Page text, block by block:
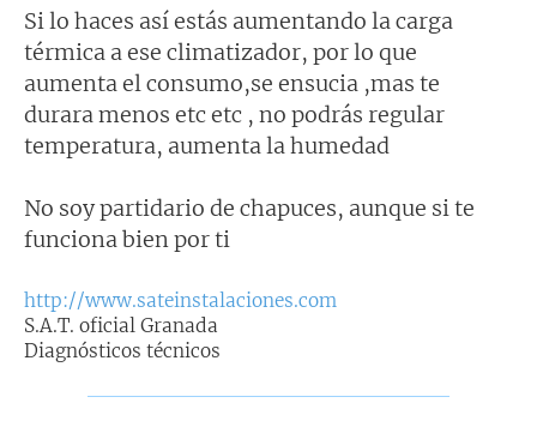
j
e
Si lo haces así estás aumentando la carga
térmica a ese climatizador, por lo que
aumenta el consumo,se ensucia ,mas te
durara menos etc etc , no podrás regular
temperatura, aumenta la humedad
No soy partidario de chapuces, aunque si te
funciona bien por ti
http://www.sateinstalaciones.com
S.A.T. oficial Granada
Diagnósticos técnicos